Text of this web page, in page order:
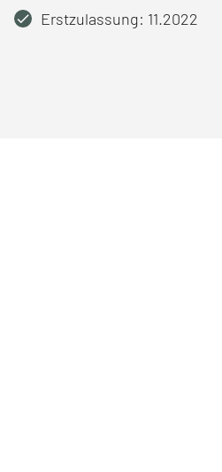
Erstzulassung: 11.2022